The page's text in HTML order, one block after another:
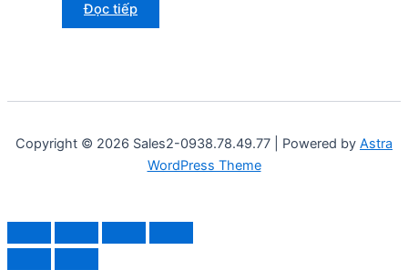
Đọc tiếp
Copyright © 2026 Sales2-0938.78.49.77 | Powered by Astra
WordPress Theme